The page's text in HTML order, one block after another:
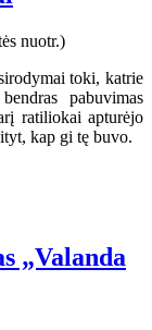
toki, katrie
pabuvimas
ratiliokai apturėjo
kap gi tę buvo.
„Valanda